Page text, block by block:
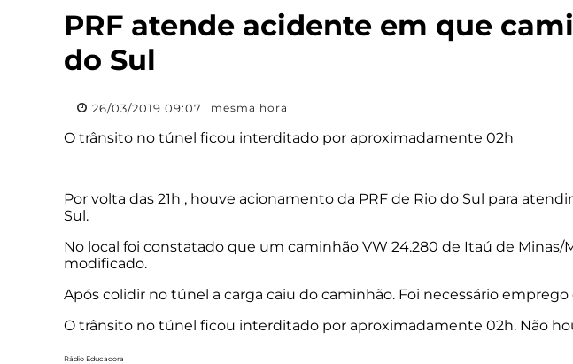
PRF atende acidente em que
do Sul
26/03/2019 09:07 mesma hora
O trânsito no túnel ficou interditado por aproximadamente 02h
Por volta das 21h , houve acionamento da PRF de Rio do Sul para
Sul.
No local foi constatado que um caminhão VW 24.280 de Itaú de
modificado.
Após colidir no túnel a carga caiu do caminhão. Foi necessário
O trânsito no túnel ficou interditado por aproximadamente 02h. Não
Rádio Educadora